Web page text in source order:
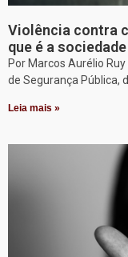
Violência contra
que é a
Por Marcos Aurélio
de Segurança Pública,
Leia mais »